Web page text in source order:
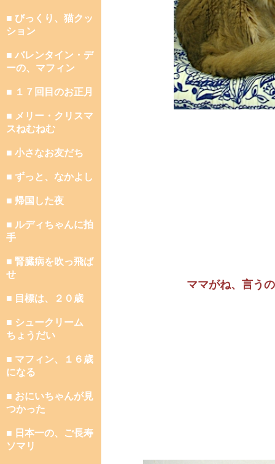
■ びっくり、猫クッ
ション
■ バレンタイン・デ
ーの、マフィン
■ １７回目のお正月
■ メリー・クリスマ
スねむねむ
■ 小さなお友だち
■ ずっと、なかよし
■ 帰国した夜
■ ルディちゃんに拍
手
■ 腎臓病を吹っ飛ば
せ
■ 目標は、２０歳
■ シュークリーム
ちょうだい
■ マフィン、１６歳
になる
■ おにいちゃんが見
つかった
■ 日本一の、ご長寿
ソマリ
ママがね、言う